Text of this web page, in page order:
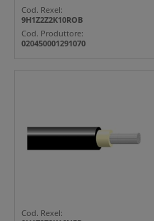
Cod. Rexel:
9H1Z2Z2K10ROB
Cod. Produttore:
020450001291070
Cod. Rexel: